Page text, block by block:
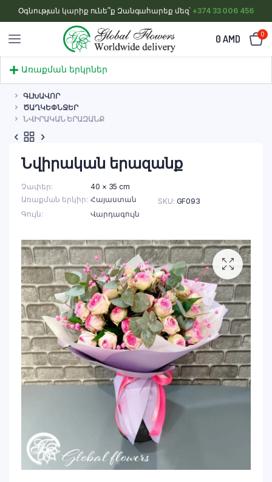
Օգնության կարիք ունե՞ք Զանգահարեք մեզ՝ +374 33 006 456
0 AMD 0
Առաքման երկրներ
ԳԼԽԱՎՈՐ
ԾԱՂԿԵՓՆՋԵՐ
ՆՎԻՐԱԿԱՆ ԵՐԱԶԱՆՔ
Նվիրական երազանք
Չափեր
40 × 35 cm
Առաքման երկիր Հայաստան
Գույն
Վարդագույն
SKU: GF093